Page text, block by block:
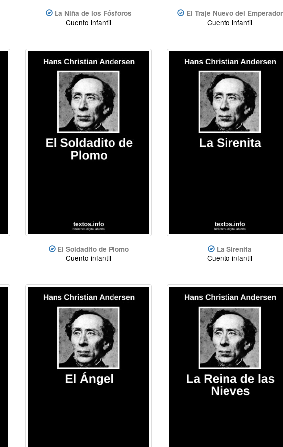
La Niña de los Fósforos
Cuento infantil
El Traje Nuevo del Emperador
Cuento infantil
El Soldadito de Plomo
Cuento infantil
La Sirenita
Cuento infantil